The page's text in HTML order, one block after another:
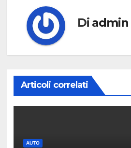
Di admin
Articoli correlati
AUTO